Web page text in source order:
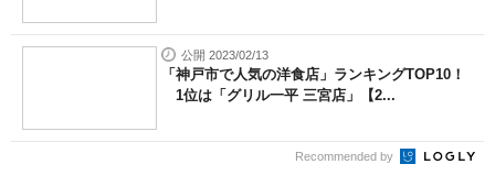
公開 2023/02/13
「神戸市で人気の洋食店」ランキングTOP10！
1位は「グリル一平 三宮店」【2...
Recommended by